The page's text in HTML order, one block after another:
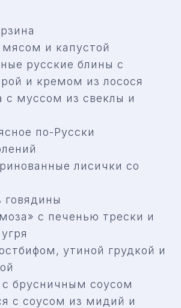
и капустой
русские блины с
и кремом из лосося
с муссом из свеклы и
по-Русски
лисички со
говядины
с печенью трески и
утиной грудкой и
брусничным соусом
с соусом из мидий и
ЛЮБИЛИ НА РУСИ:
ИСКРЕННИХ
КУРАНТОВ.
ЯНВАРЯ
«ВОТ ЭТО БЫЛ